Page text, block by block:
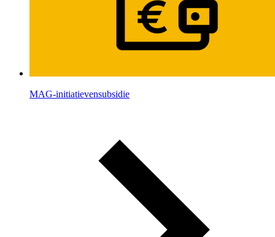
MAG-initiatievensubsidie